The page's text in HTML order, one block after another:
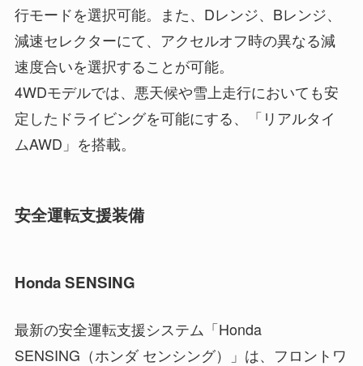
行モードを選択可能。また、Dレンジ、Bレンジ、
減速セレクターにて、アクセルオフ時の異なる減
速度合いを選択することが可能。
4WDモデルでは、悪天候や雪上走行においても安
定したドライビングを可能にする、「リアルタイ
ムAWD」を搭載。
安全運転支援装備
Honda SENSING
最新の安全運転支援システム「Honda
SENSING（ホンダ センシング）」は、フロントワ